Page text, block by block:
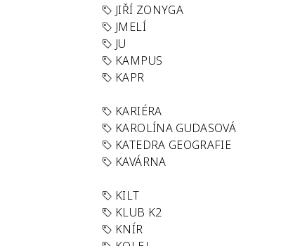
JIŘÍ ZONYGA
JMELÍ
JU
KAMPUS
KAPR
KARIÉRA
KAROLÍNA GUDASOVÁ
KATEDRA GEOGRAFIE
KAVÁRNA
KILT
KLUB K2
KNÍR